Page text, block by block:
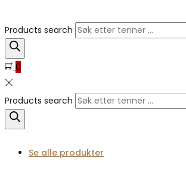
Products search
0
Products search
Se alle produkter